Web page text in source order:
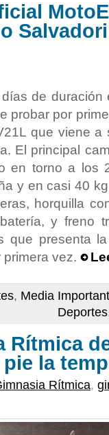
de
probar por
que viene a
El principal
en torno a los
y en casi 40
horquilla
y freno
que presenta
vez.
, Media
Deportes
Rítmica
la
Rítmica,